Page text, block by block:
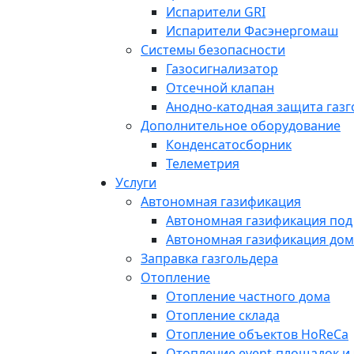
Испарители GRI
Испарители Фасэнергомаш
Системы безопасности
Газосигнализатор
Отсечной клапан
Анодно-катодная защита
Дополнительное оборудование
Конденсатосборник
Телеметрия
Услуги
Автономная газификация
Автономная газификация
Автономная газификация
Заправка газгольдера
Отопление
Отопление частного дома
Отопление склада
Отопление объектов HoReCa